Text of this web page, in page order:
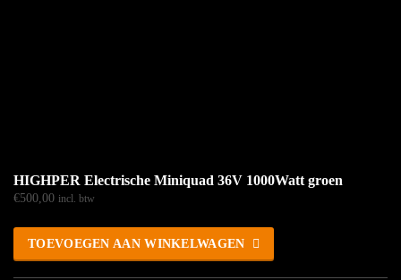
HIGHPER Electrische Miniquad 36V 1000Watt groen
€500,00 incl. btw
TOEVOEGEN AAN WINKELWAGEN